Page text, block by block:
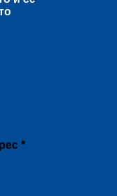
*Задължително